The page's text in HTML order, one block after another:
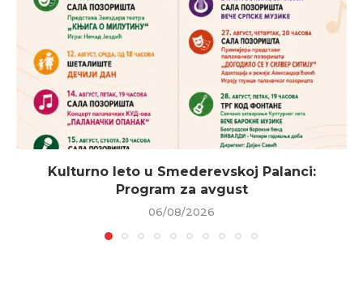
Kulturno leto u Smederevskoj Palanci:
Program za avgust
06/08/2026